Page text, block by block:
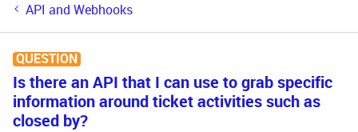
API and Webhooks
QUESTION
Is there an API that I can use to grab specific
information around ticket activities such as
closed by?